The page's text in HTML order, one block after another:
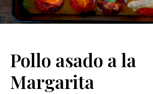
Pollo asado a la
Margarita